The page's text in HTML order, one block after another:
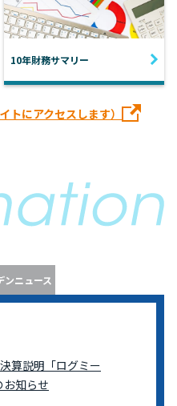
10年財務サマリー
トにアクセスします）
ンニュース
算説明「ログミー
知らせ